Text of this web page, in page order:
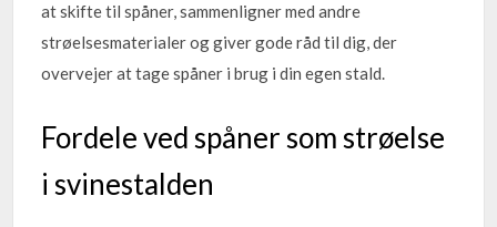
at skifte til spåner, sammenligner med andre
strøelsesmaterialer og giver gode råd til dig, der
overvejer at tage spåner i brug i din egen stald.
Fordele ved spåner som strøelse
i svinestalden